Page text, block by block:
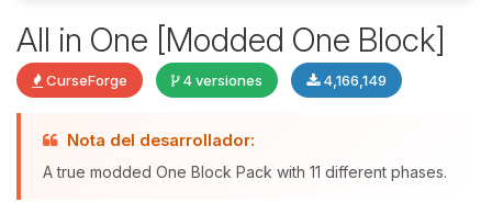
All in One [Modded One Block]
CurseForge 4 versiones 4,166,149
Nota del desarrollador:
A true modded One Block Pack with 11 different phases.
Yupi, por fin alguien con quien